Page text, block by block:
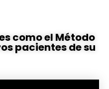
como el Método
pacientes de su